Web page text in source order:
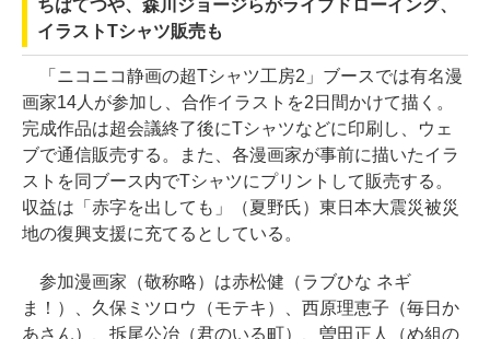
ちばてつや、森川ジョージらがライブドローイング、
イラストTシャツ販売も
「ニコニコ静画の超Tシャツ工房2」ブースでは有名漫
画家14人が参加し、合作イラストを2日間かけて描く。
完成作品は超会議終了後にTシャツなどに印刷し、ウェ
ブで通信販売する。また、各漫画家が事前に描いたイラ
ストを同ブース内でTシャツにプリントして販売する。
収益は「赤字を出しても」（夏野氏）東日本大震災被災
地の復興支援に充てるとしている。
参加漫画家（敬称略）は赤松健（ラブひな ネギ
ま！）、久保ミツロウ（モテキ）、西原理恵子（毎日か
あさん）、拆尾公冶（君のいる町）、曽田正人（め組の